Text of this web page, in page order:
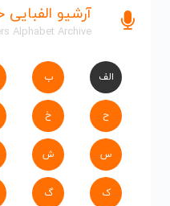
آرشیو الفبایی
Alphabet Archive
الف ب
ح خ
س ش
ک گ